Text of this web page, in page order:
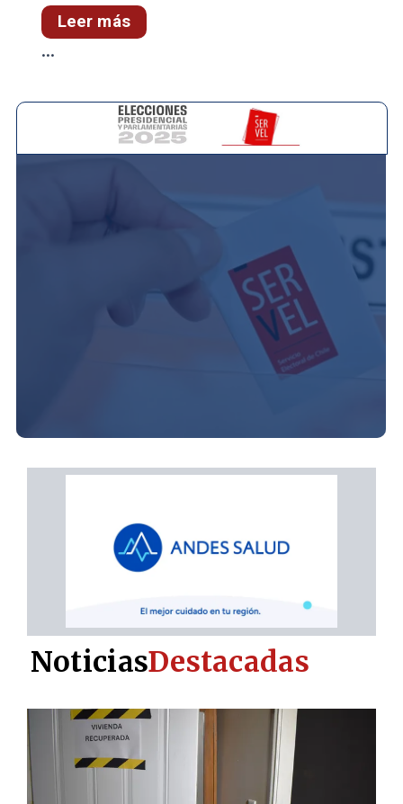
Leer más
...
NoticiasDestacadas